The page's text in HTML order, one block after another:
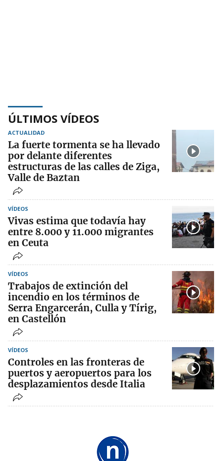
ÚLTIMOS VÍDEOS
ACTUALIDAD
La fuerte tormenta se ha llevado
por delante diferentes
estructuras de las calles de Ziga,
Valle de Baztan
VÍDEOS
Vivas estima que todavía hay
entre 8.000 y 11.000 migrantes
en Ceuta
VÍDEOS
Trabajos de extinción del
incendio en los términos de
Serra Engarcerán, Culla y Tírig,
en Castellón
VÍDEOS
Controles en las fronteras de
puertos y aeropuertos para los
desplazamientos desde Italia